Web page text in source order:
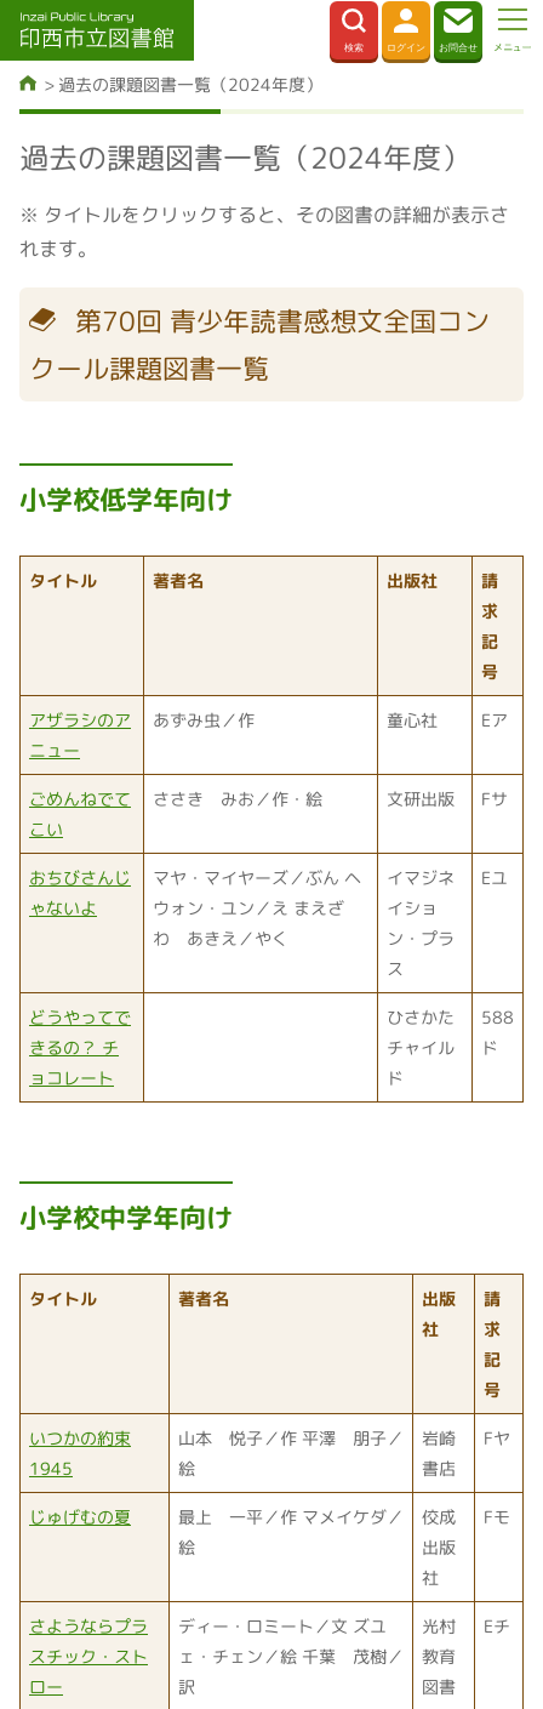
過去の課題図書一覧（2024年度）
過去の課題図書一覧（2024年度）
※ タイトルをクリックすると、その図書の詳細が表示さ
れます。
第70回 青少年読書感想文全国コン
クール課題図書一覧
小学校低学年向け
タイトル 著者名 出版社
請
求
記
号
アザラシのア
ニュー
あずみ虫／作 童心社 Eア
ごめんねでて
こい
ささき みお／作・絵 文研出版 Fサ
おちびさんじ
ゃないよ
マヤ・マイヤーズ／ぶん ヘ
ウォン・ユン／え まえざ
わ あきえ／やく
イマジネ
イショ
ン・プラ
ス
Eユ
どうやってで
きるの？ チ
ョコレート
ひさかた
チャイル
ド
588
ド
小学校中学年向け
タイトル 著者名
出版
社
請
求
記
号
いつかの約束
1945
山本 悦子／作 平澤 朋子／
絵
岩崎
書店
Fヤ
じゅげむの夏
最上 一平／作 マメイケダ／
絵
佼成
出版
社
Fモ
さようならプラ
スチック・スト
ロー
ディー・ロミート／文 ズユ
ェ・チェン／絵 千葉 茂樹／
訳
光村
教育
図書
Eチ